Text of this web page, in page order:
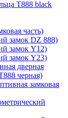
T888 black
часть)
замок DZ 888)
замок Y12)
замок Y23)
дверная
черная)
замковая